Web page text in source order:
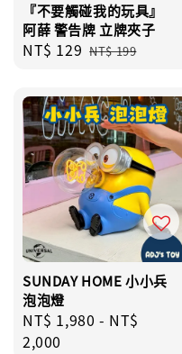
『不要觸碰我的玩具』
阿薛 警告牌 立牌夾子
Sale
NT$ 129 Regular
NT$ 199
SUNDAY HOME 小小兵
泡泡燈
Regular
price
NT$ 1,980 - NT$
2,000